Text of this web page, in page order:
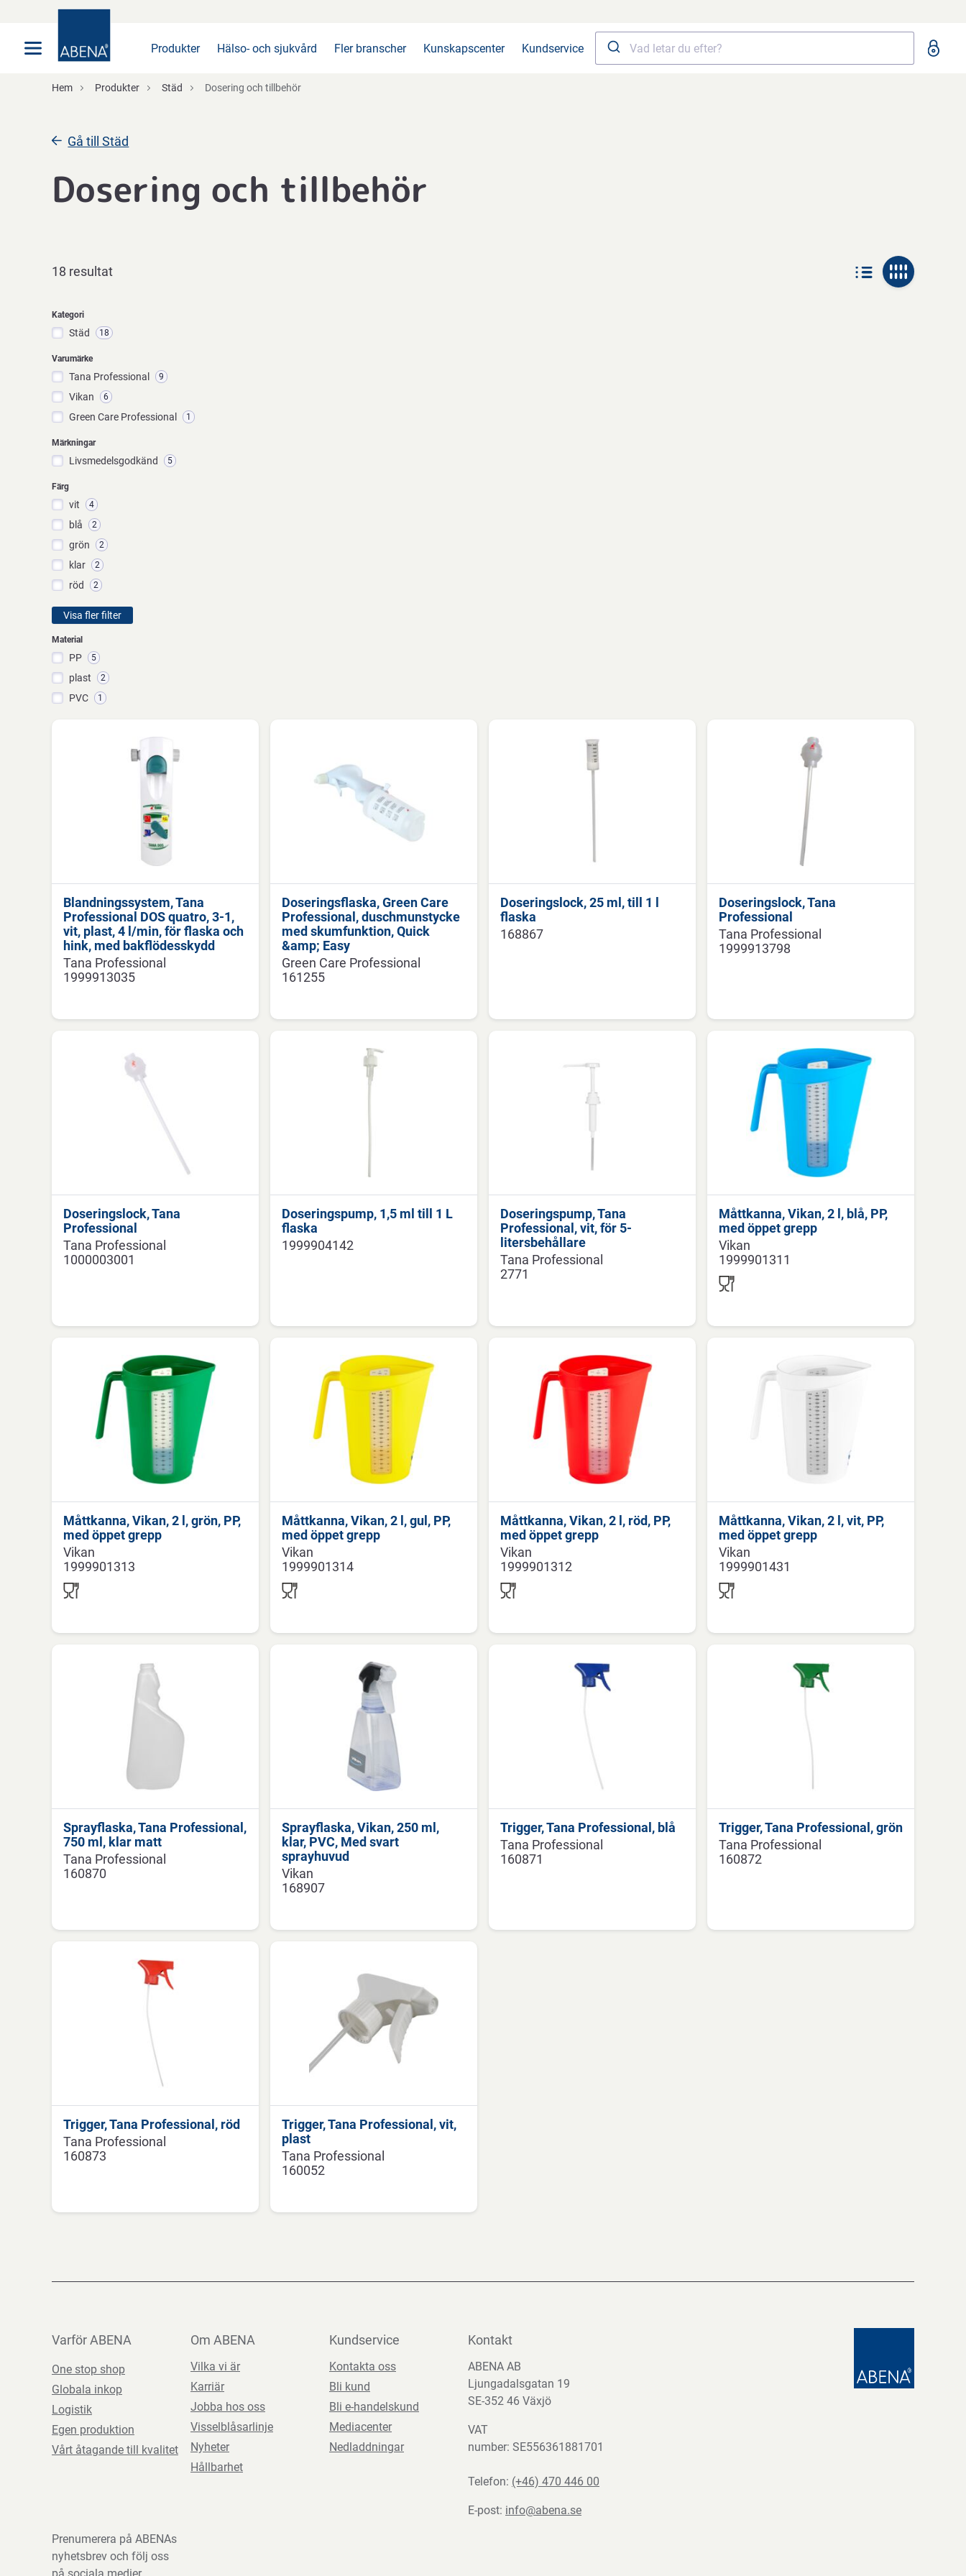
Produkter Hälso- och sjukvård Fler branscher Kunskapscenter Kundservice
Hem Produkter Städ Dosering och tillbehör
Gå till Städ
Dosering och tillbehör
18 resultat
Kategori
Städ 18
Varumärke
Tana Professional 9
Vikan 6
Green Care Professional 1
Märkningar
Livsmedelsgodkänd 5
Färg
vit 4
blå 2
grön 2
klar 2
röd 2
Visa fler filter
Material
PP 5
plast 2
PVC 1
Blandningssystem, Tana
Professional DOS quatro, 3-1,
vit, plast, 4 l/min, för flaska och
hink, med bakflödesskydd
Tana Professional
1999913035
Doseringsflaska, Green Care
Professional, duschmunstycke
med skumfunktion, Quick
&amp; Easy
Green Care Professional
161255
Doseringslock, 25 ml, till 1 l
flaska
168867
Doseringslock, Tana
Professional
Tana Professional
1999913798
Doseringslock, Tana
Professional
Tana Professional
1000003001
Doseringspump, 1,5 ml till 1 L
flaska
1999904142
Doseringspump, Tana
Professional, vit, för 5-
litersbehållare
Tana Professional
2771
Måttkanna, Vikan, 2 l, blå, PP,
med öppet grepp
Vikan
1999901311
Måttkanna, Vikan, 2 l, grön, PP,
med öppet grepp
Vikan
1999901313
Måttkanna, Vikan, 2 l, gul, PP,
med öppet grepp
Vikan
1999901314
Måttkanna, Vikan, 2 l, röd, PP,
med öppet grepp
Vikan
1999901312
Måttkanna, Vikan, 2 l, vit, PP,
med öppet grepp
Vikan
1999901431
Sprayflaska, Tana Professional,
750 ml, klar matt
Tana Professional
160870
Sprayflaska, Vikan, 250 ml,
klar, PVC, Med svart
sprayhuvud
Vikan
168907
Trigger, Tana Professional, blå
Tana Professional
160871
Trigger, Tana Professional, grön
Tana Professional
160872
Trigger, Tana Professional, röd
Tana Professional
160873
Trigger, Tana Professional, vit,
plast
Tana Professional
160052
Varför ABENA
One stop shop
Globala inkop
Logistik
Egen produktion
Vårt åtagande till kvalitet
Om ABENA
Vilka vi är
Karriär
Jobba hos oss
Visselblåsarlinje
Nyheter
Hållbarhet
Kundservice
Kontakta oss
Bli kund
Bli e-handelskund
Mediacenter
Nedladdningar
Kontakt
ABENA AB
Ljungadalsgatan 19
SE-352 46 Växjö
VAT
number: SE556361881701
Telefon: (+46) 470 446 00
E-post: info@abena.se
Prenumerera på ABENAs
nyhetsbrev och följ oss